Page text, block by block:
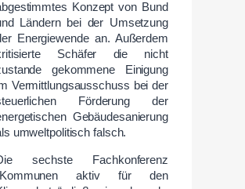
Konzept von Bund
Ländern bei der Umsetzung
Energiewende an. Außerdem
Schäfer die nicht
gekommene Einigung
Vermittlungsausschuss bei der
Förderung der
Gebäudesanierung
umweltpolitisch falsch.
sechste Fachkonferenz
aktiv für den